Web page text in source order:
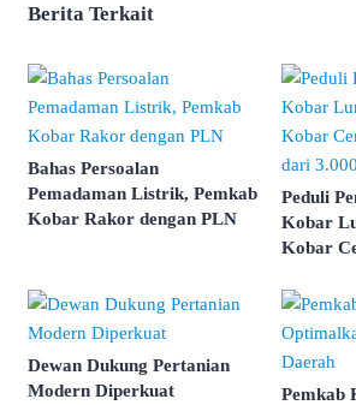
Berita Terkait
Bahas Persoalan
Pemadaman Listrik, Pemkab
Kobar Rakor dengan PLN
Peduli
Kobar
Kobar
Dewan Dukung Pertanian
Modern Diperkuat
Pemkab